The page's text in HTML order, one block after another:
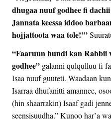
dhugaa nuuf godhee fi
Jannata keessa iddoo
hojjattoota waa tole!’”
“Faaruun hundi kan Rabbii
godhee” galanni qulqulluu fi
Isaa nuuf guuteti. Waadaan
Isarraa dhufanitti amannee,
(hin shaarrakin) Isaaf gadi
seensisuudha.” Kunoo har’a